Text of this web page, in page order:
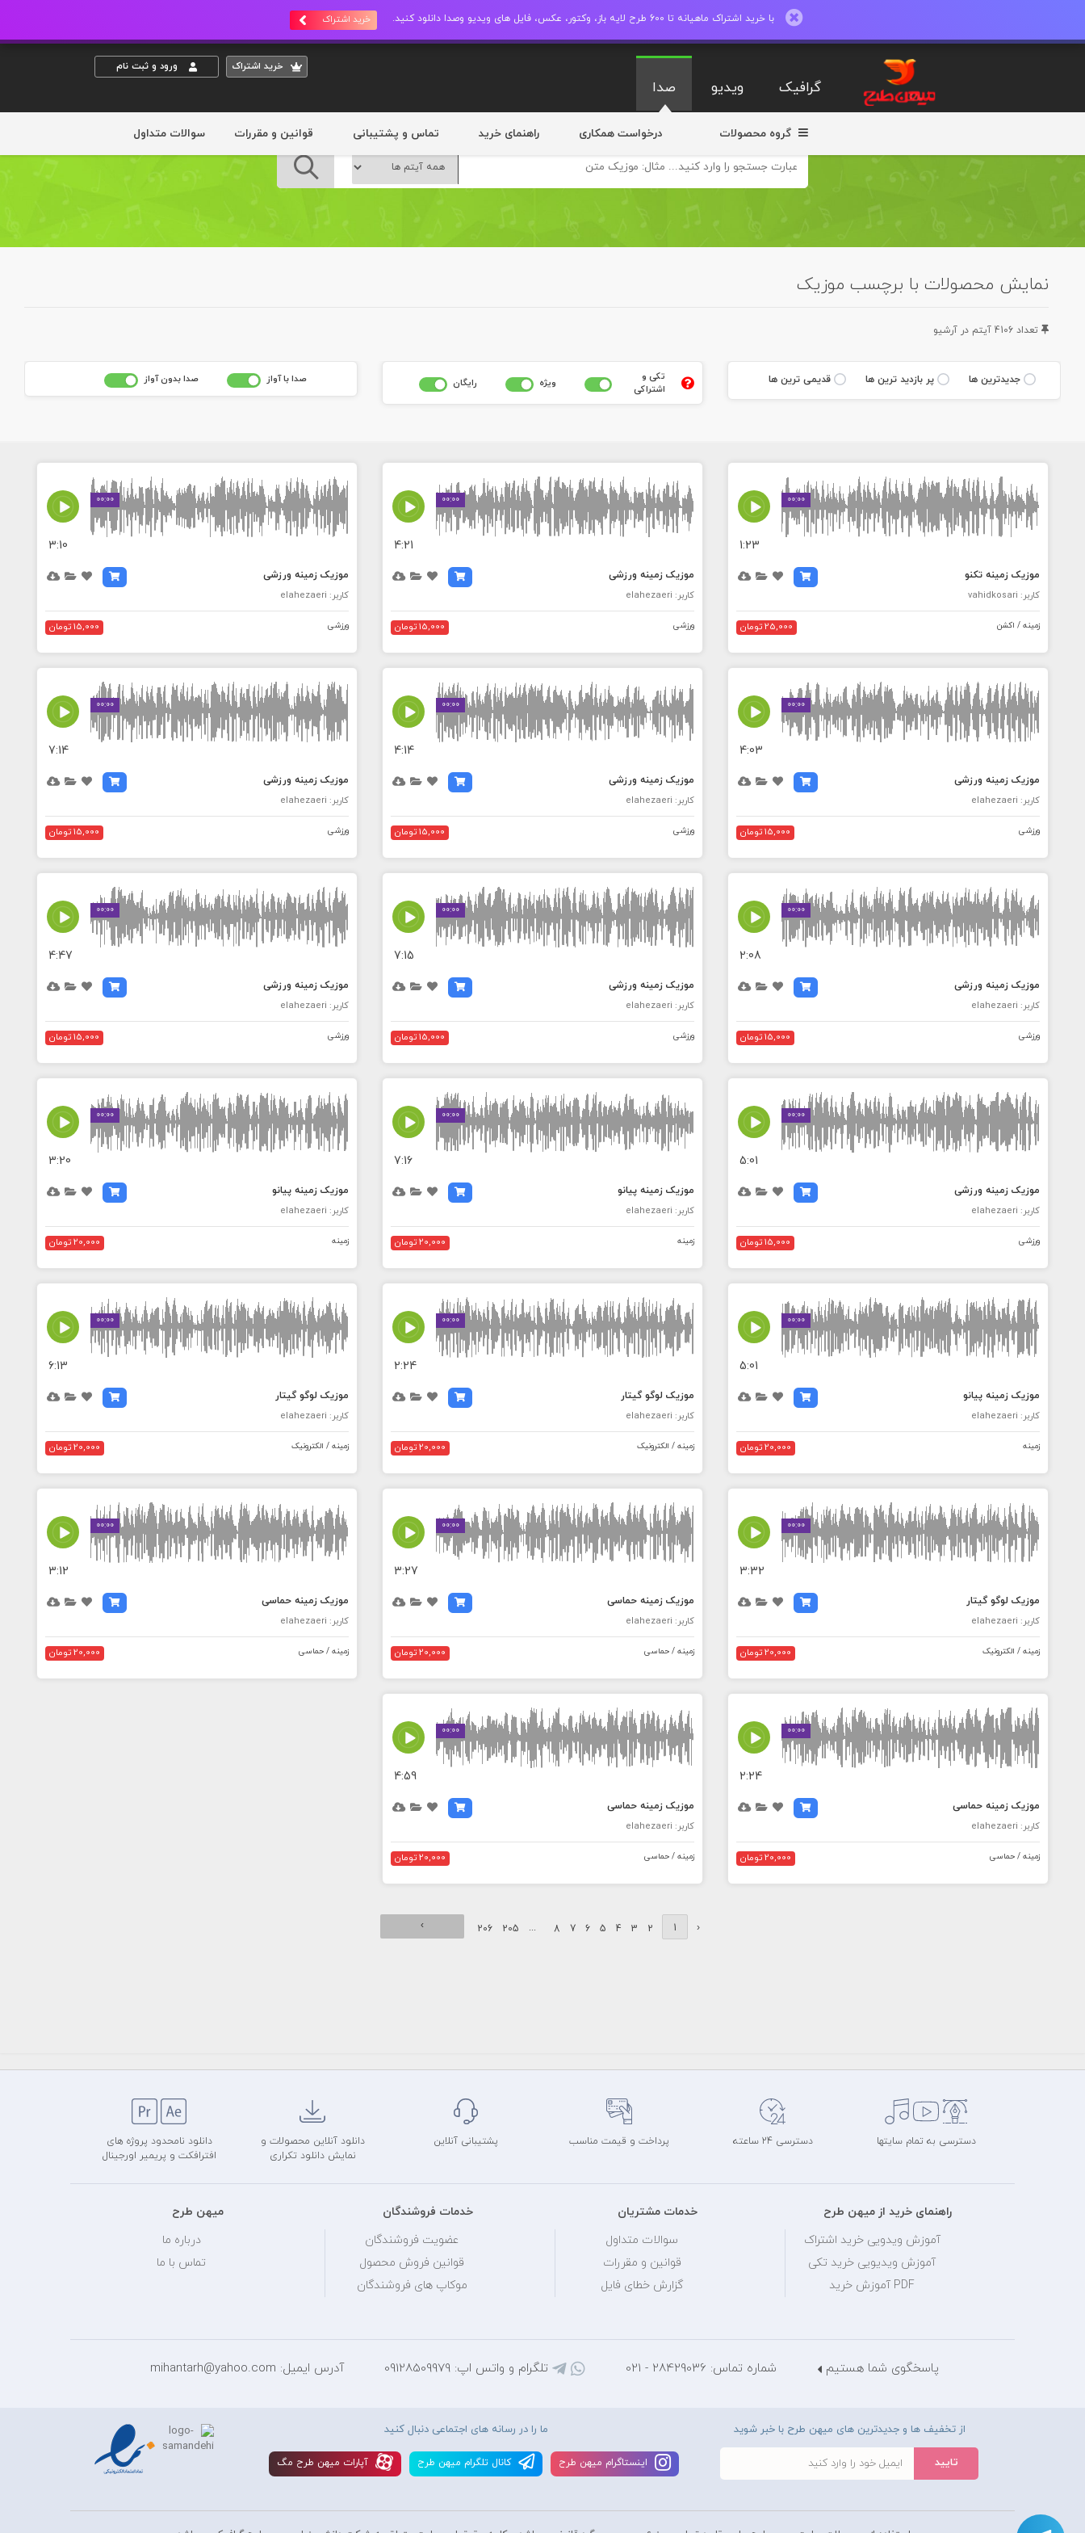
با خرید اشتراک ماهیانه تا 600 طرح لایه باز، وکتور، عکس، فایل های ویدیو وصدا دانلود کنید. خرید اشتراک
خريد اشتراک ورود و ثبت نام
گرافیک ویدیو صدا
گروه محصولات درخواست همکاری راهنمای خرید تماس و پشتیبانی قوانین و مقررات سوالات متداول
نمایش محصولات با برچسب موزیک
تعداد 4106 آيتم در آرشيو
جديدترين ها پر بازديد ترين ها قديمی ترين ها
تکی و
اشتراکی
ويژه رايگان صدا با آواز صدا بدون آواز
00:00
MEDIA_ELEMENT_ERROR: Empty src attribute
1:23
موزیک زمینه تکنو
کاربر: vahidkosari
زمینه / اکشن 25,000 تومان
00:00
MEDIA_ELEMENT_ERROR: Empty src attribute
4:21
موزیک زمینه ورزشی
کاربر: elahezaeri
ورزشی 15,000 تومان
00:00
MEDIA_ELEMENT_ERROR: Empty src attribute
3:10
موزیک زمینه ورزشی
کاربر: elahezaeri
ورزشی 15,000 تومان
00:00
MEDIA_ELEMENT_ERROR: Empty src attribute
4:03
موزیک زمینه ورزشی
کاربر: elahezaeri
ورزشی 15,000 تومان
00:00
MEDIA_ELEMENT_ERROR: Empty src attribute
4:14
موزیک زمینه ورزشی
کاربر: elahezaeri
ورزشی 15,000 تومان
00:00
MEDIA_ELEMENT_ERROR: Empty src attribute
7:14
موزیک زمینه ورزشی
کاربر: elahezaeri
ورزشی 15,000 تومان
00:00
MEDIA_ELEMENT_ERROR: Empty src attribute
2:08
موزیک زمینه ورزشی
کاربر: elahezaeri
ورزشی 15,000 تومان
00:00
MEDIA_ELEMENT_ERROR: Empty src attribute
7:15
موزیک زمینه ورزشی
کاربر: elahezaeri
ورزشی 15,000 تومان
00:00
MEDIA_ELEMENT_ERROR: Empty src attribute
4:47
موزیک زمینه ورزشی
کاربر: elahezaeri
ورزشی 15,000 تومان
00:00
MEDIA_ELEMENT_ERROR: Empty src attribute
5:01
موزیک زمینه ورزشی
کاربر: elahezaeri
ورزشی 15,000 تومان
00:00
MEDIA_ELEMENT_ERROR: Empty src attribute
7:16
موزیک زمینه پیانو
کاربر: elahezaeri
زمینه 20,000 تومان
00:00
MEDIA_ELEMENT_ERROR: Empty src attribute
3:20
موزیک زمینه پیانو
کاربر: elahezaeri
زمینه 20,000 تومان
00:00
MEDIA_ELEMENT_ERROR: Empty src attribute
5:01
موزیک زمینه پیانو
کاربر: elahezaeri
زمینه 20,000 تومان
00:00
MEDIA_ELEMENT_ERROR: Empty src attribute
2:24
موزیک لوگو گیتار
کاربر: elahezaeri
زمینه / الکترونیک 20,000 تومان
00:00
MEDIA_ELEMENT_ERROR: Empty src attribute
6:13
موزیک لوگو گیتار
کاربر: elahezaeri
زمینه / الکترونیک 20,000 تومان
00:00
MEDIA_ELEMENT_ERROR: Empty src attribute
3:32
موزیک لوگو گیتار
کاربر: elahezaeri
زمینه / الکترونیک 20,000 تومان
00:00
MEDIA_ELEMENT_ERROR: Empty src attribute
3:27
موزیک زمینه حماسی
کاربر: elahezaeri
زمینه / حماسی 20,000 تومان
00:00
MEDIA_ELEMENT_ERROR: Empty src attribute
3:12
موزیک زمینه حماسی
کاربر: elahezaeri
زمینه / حماسی 20,000 تومان
00:00
MEDIA_ELEMENT_ERROR: Empty src attribute
2:24
موزیک زمینه حماسی
کاربر: elahezaeri
زمینه / حماسی 20,000 تومان
00:00
MEDIA_ELEMENT_ERROR: Empty src attribute
4:59
موزیک زمینه حماسی
کاربر: elahezaeri
زمینه / حماسی 20,000 تومان
‹
1
2
3
4
5
6
7
8
...
205
206
›
دسترسی به تمام سایتها دسترسی 24 ساعته پرداخت و قیمت مناسب پشتیبانی آنلاین
دانلود آنلاین محصولات و
نمایش دانلود تکراری
دانلود نامحدود پروژه های
افترافکت و پریمیر اورجینال
راهنمای خرید از میهن طرح
آموزش ویدویی خرید اشتراک
آموزش ویدیویی خرید تکی
PDF آموزش خرید
خدمات مشتریان
سوالات متداول
قوانین و مقررات
گزارش خطای فایل
خدمات فروشندگان
عضویت فروشندگان
قوانین فروش محصول
موکاپ های فروشندگان
میهن طرح
درباره ما
تماس با ما
پاسخگوی شما هستیم شماره تماس: 28429036 - 021 تلگرام و واتس اپ: 09128509979 آدرس ایمیل: mihantarh@yahoo.com
از تخفیف ها و جدیدترین های میهن طرح با خبر شوید ما را در رسانه های اجتماعی دنبال کنید
اينستاگرام ميهن طرح کانال تلگرام ميهن طرح آپارات ميهن طرح مگ